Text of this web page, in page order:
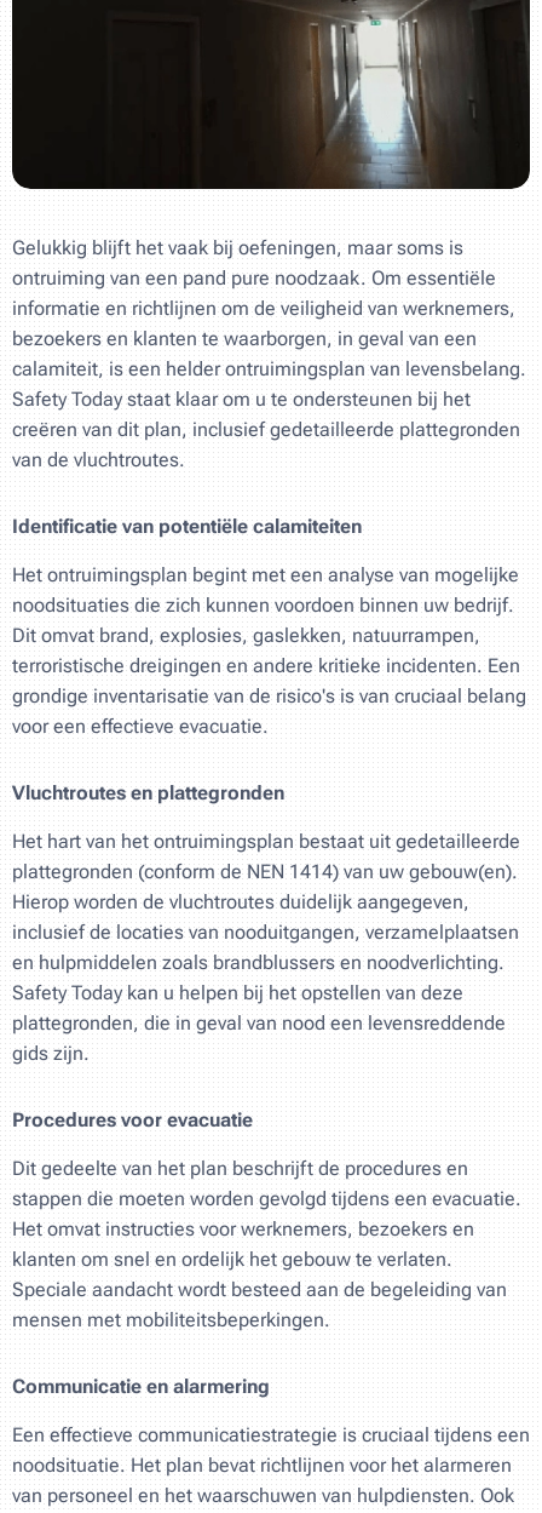
Gelukkig blijft het vaak bij oefeningen, maar soms is
ontruiming van een pand pure noodzaak. Om essentiële
informatie en richtlijnen om de veiligheid van werknemers,
bezoekers en klanten te waarborgen, in geval van een
calamiteit, is een helder ontruimingsplan van levensbelang.
Safety Today staat klaar om u te ondersteunen bij het
creëren van dit plan, inclusief gedetailleerde plattegronden
van de vluchtroutes.
Identificatie van potentiële calamiteiten
Het ontruimingsplan begint met een analyse van mogelijke
noodsituaties die zich kunnen voordoen binnen uw bedrijf.
Dit omvat brand, explosies, gaslekken, natuurrampen,
terroristische dreigingen en andere kritieke incidenten. Een
grondige inventarisatie van de risico's is van cruciaal belang
voor een effectieve evacuatie.
Vluchtroutes en plattegronden
Het hart van het ontruimingsplan bestaat uit gedetailleerde
plattegronden (conform de NEN 1414) van uw gebouw(en).
Hierop worden de vluchtroutes duidelijk aangegeven,
inclusief de locaties van nooduitgangen, verzamelplaatsen
en hulpmiddelen zoals brandblussers en noodverlichting.
Safety Today kan u helpen bij het opstellen van deze
plattegronden, die in geval van nood een levensreddende
gids zijn.
Procedures voor evacuatie
Dit gedeelte van het plan beschrijft de procedures en
stappen die moeten worden gevolgd tijdens een evacuatie.
Het omvat instructies voor werknemers, bezoekers en
klanten om snel en ordelijk het gebouw te verlaten.
Speciale aandacht wordt besteed aan de begeleiding van
mensen met mobiliteitsbeperkingen.
Communicatie en alarmering
Een effectieve communicatiestrategie is cruciaal tijdens een
noodsituatie. Het plan bevat richtlijnen voor het alarmeren
van personeel en het waarschuwen van hulpdiensten. Ook